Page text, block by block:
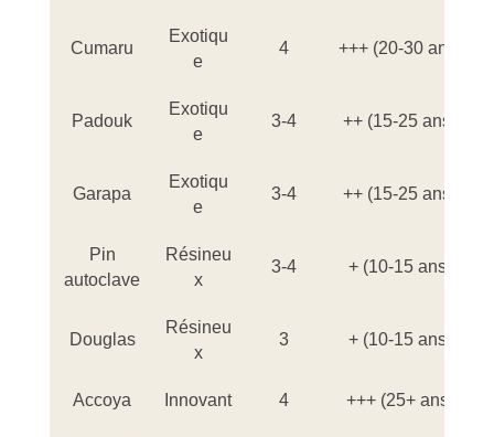
Cumaru
Exotiqu
e
4 +++ (20-30 ans)
Padouk
Exotiqu
e
3-4 ++ (15-25 ans)
Garapa
Exotiqu
e
3-4 ++ (15-25 ans)
Pin
autoclave
Résineu
x
3-4 + (10-15 ans)
Douglas
Résineu
x
3 + (10-15 ans)
Accoya Innovant 4 +++ (25+ ans)